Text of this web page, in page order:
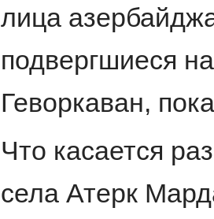
лица
подвергшиеся
Геворкаван,
Что касается
села Атерк